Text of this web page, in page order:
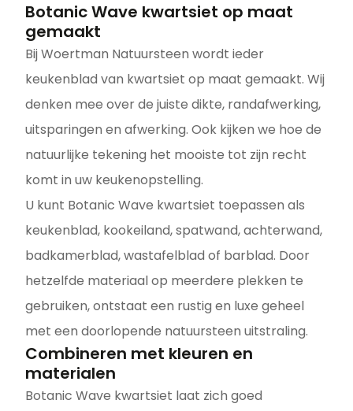
Botanic Wave kwartsiet op maat
gemaakt
Bij Woertman Natuursteen wordt ieder
keukenblad van kwartsiet op maat gemaakt. Wij
denken mee over de juiste dikte, randafwerking,
uitsparingen en afwerking. Ook kijken we hoe de
natuurlijke tekening het mooiste tot zijn recht
komt in uw keukenopstelling.
U kunt Botanic Wave kwartsiet toepassen als
keukenblad, kookeiland, spatwand, achterwand,
badkamerblad, wastafelblad of barblad. Door
hetzelfde materiaal op meerdere plekken te
gebruiken, ontstaat een rustig en luxe geheel
met een doorlopende natuursteen uitstraling.
Combineren met kleuren en
materialen
Botanic Wave kwartsiet laat zich goed